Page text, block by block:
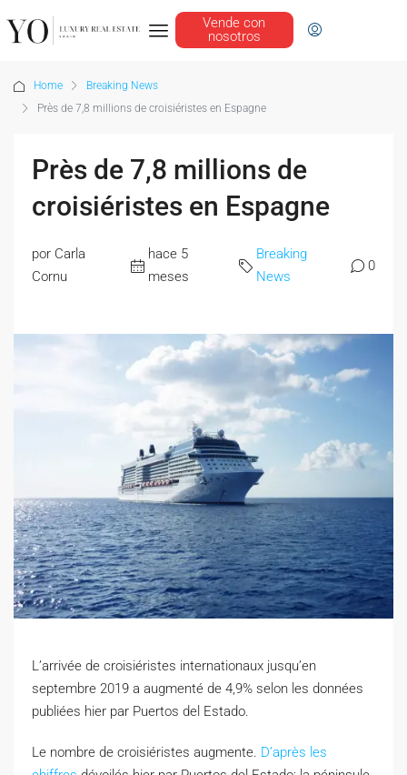
Vende con
nosotros
Home
Breaking News
Près de 7,8 millions de croisiéristes en Espagne
Près de 7,8 millions de
croisiéristes en Espagne
por Carla
Cornu
hace 5
meses
Breaking
News
0
L’arrivée de croisiéristes internationaux jusqu’en
septembre 2019 a augmenté de 4,9% selon les données
publiées hier par Puertos del Estado.
Le nombre de croisiéristes augmente. D’après les